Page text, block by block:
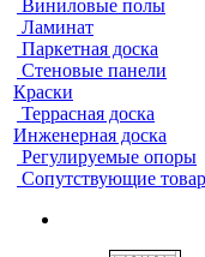
Виниловые полы
Ламинат
Паркетная доска
Стеновые панели
Краски
Террасная доска
Инженерная доска
Регулируемые опоры
Сопутствующие